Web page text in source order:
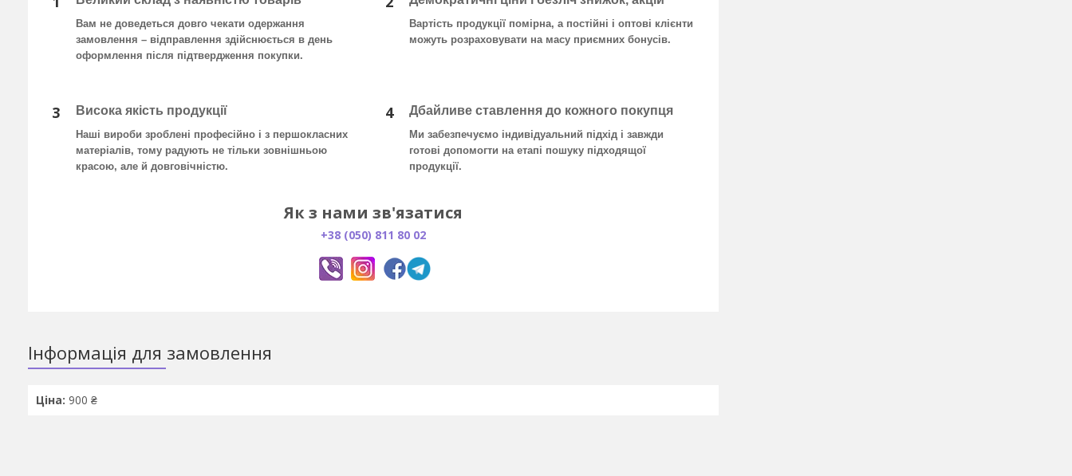
Вам не доведеться довго чекати одержання
замовлення – відправлення здійснюється в день
оформлення після підтвердження покупки.
Вартість продукції помірна, а постійні і оптові клієнти
можуть розраховувати на масу приємних бонусів.
3 Висока якість продукції
Наші вироби зроблені професійно і з першокласних
матеріалів, тому радують не тільки зовнішньою
красою, але й довговічністю.
4 Дбайливе ставлення до кожного покупця
Ми забезпечуємо індивідуальний підхід і завжди
готові допомогти на етапі пошуку підходящої
продукції.
Як з нами зв'язатися
+38 (050) 811 80 02
Інформація для замовлення
Ціна: 900 ₴